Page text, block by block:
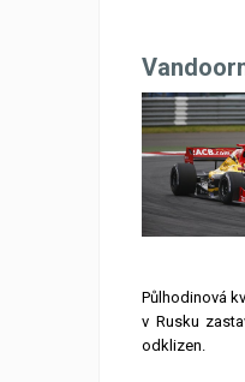
Půlhodinová
v Rusku
odklizen.